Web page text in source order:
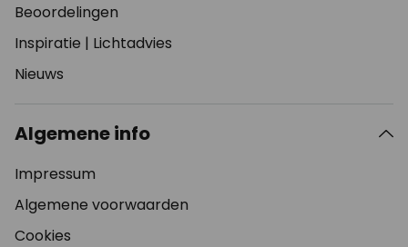
Beoordelingen
Inspiratie | Lichtadvies
Nieuws
Algemene info
Impressum
Algemene voorwaarden
Cookies